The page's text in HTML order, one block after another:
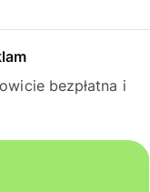
bezpłatna i